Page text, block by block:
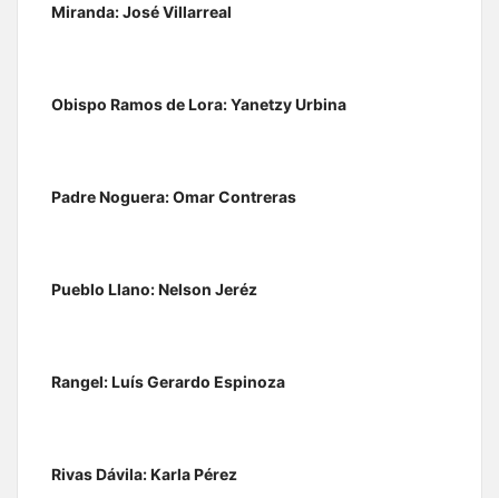
Miranda: José Villarreal
Obispo Ramos de Lora: Yanetzy Urbina
Padre Noguera: Omar Contreras
Pueblo Llano: Nelson Jeréz
Rangel: Luís Gerardo Espinoza
Rivas Dávila: Karla Pérez